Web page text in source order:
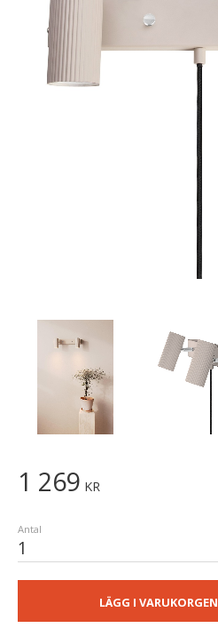
1 269 KR
Antal
LÄGG I VARUKORGEN